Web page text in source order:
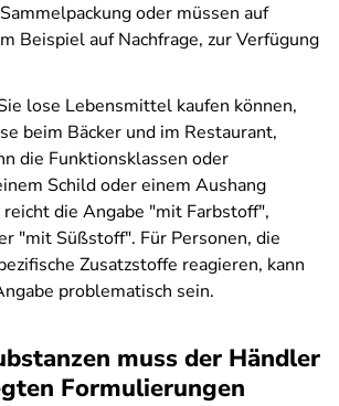
oder müssen auf
Beispiel auf Nachfrage, zur Verfügung
lose Lebensmittel kaufen können,
beim Bäcker und im Restaurant,
die Funktionsklassen oder
Schild oder einem Aushang
die Angabe "mit Farbstoff",
"mit Süßstoff". Für Personen, die
Zusatzstoffe reagieren, kann
problematisch sein.
muss der Händler
Formulierungen